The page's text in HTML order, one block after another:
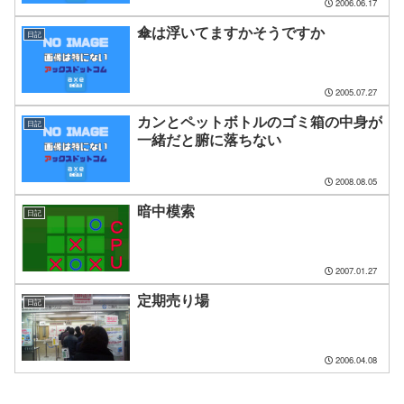
2006.06.17
日記 傘は浮いてますかそうですか
2005.07.27
日記
カンとペットボトルのゴミ箱の中身が
一緒だと腑に落ちない
2008.08.05
日記 暗中模索
2007.01.27
日記 定期売り場
2006.04.08